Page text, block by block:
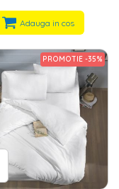
Adauga in cos
PROMOTIE -35%